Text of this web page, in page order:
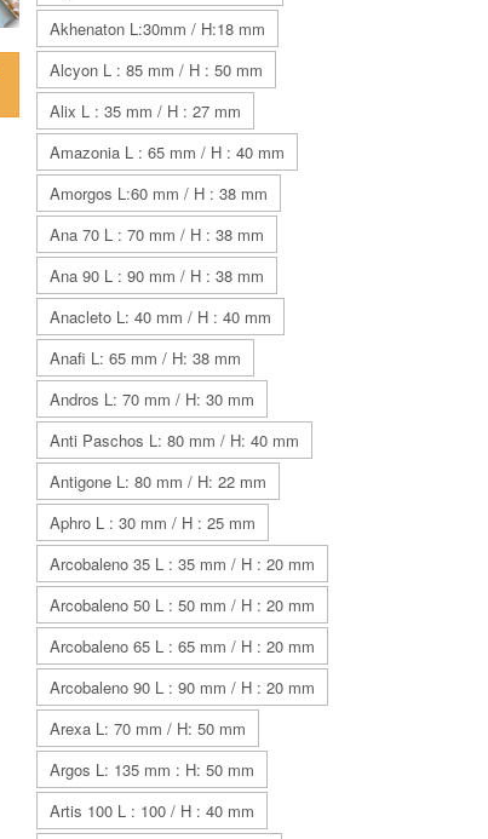
Akhenaton L:30mm / H:18 mm
Alcyon L : 85 mm / H : 50 mm
Alix L : 35 mm / H : 27 mm
Amazonia L : 65 mm / H : 40 mm
Amorgos L:60 mm / H : 38 mm
Ana 70 L : 70 mm / H : 38 mm
Ana 90 L : 90 mm / H : 38 mm
Anacleto L: 40 mm / H : 40 mm
Anafi L: 65 mm / H: 38 mm
Andros L: 70 mm / H: 30 mm
Anti Paschos L: 80 mm / H: 40 mm
Antigone L: 80 mm / H: 22 mm
Aphro L : 30 mm / H : 25 mm
Arcobaleno 35 L : 35 mm / H : 20 mm
Arcobaleno 50 L : 50 mm / H : 20 mm
Arcobaleno 65 L : 65 mm / H : 20 mm
Arcobaleno 90 L : 90 mm / H : 20 mm
Arexa L: 70 mm / H: 50 mm
Argos L: 135 mm : H: 50 mm
Artis 100 L : 100 / H : 40 mm